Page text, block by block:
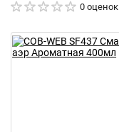
0 оценок